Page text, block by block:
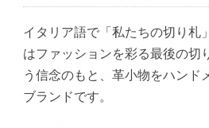
イタリア語で「私たちの切り札
はファッションを彩る最後の切
う信念のもと、革小物をハンド
ブランドです。